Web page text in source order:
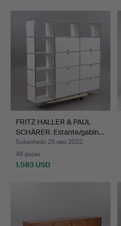
FRITZ HALLER & PAUL
SCHÄRER. Estante/gabin…
Subastado 25 sep 2022
48 pujas
1.583 USD